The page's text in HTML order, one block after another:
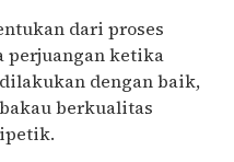
dari proses
perjuangan ketika
dengan baik,
berkualitas